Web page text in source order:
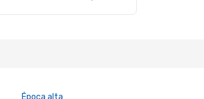
Época alta